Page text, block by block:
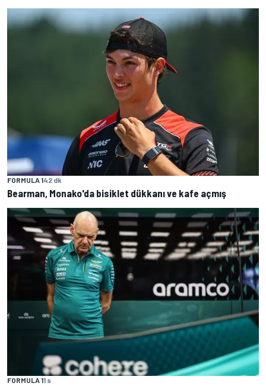
FORMULA 142 dk
Bearman, Monako'da bisiklet dükkanı ve kafe açmış
FORMULA 11 s